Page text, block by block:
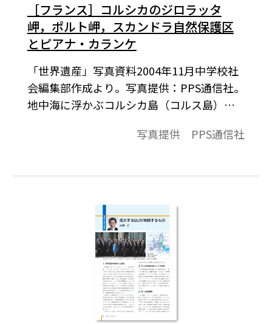
［フランス］コルシカのジロラッタ
岬，ポルト岬，スカンドラ自然保護区
とピアナ・カランケ
「世界遺産」写真資料2004年11月中学校社
会編集部作成より。写真提供：PPS通信社。
地中海に浮かぶコルシカ島（コルス島）に
らが海まで続くため、海岸線は切り立った
か、島の北西部にあたるジロラッタ岬、ポ
を見ることができる。ジロラッタ、ポルト
岬の両岬では、花崗岩を含んだ赤い断崖と
青い海とのコントラストが印象である。
写真提供 PPS通信社